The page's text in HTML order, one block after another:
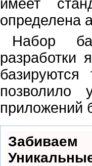
имеет
определена
Набор
разработки
позволило
приложений